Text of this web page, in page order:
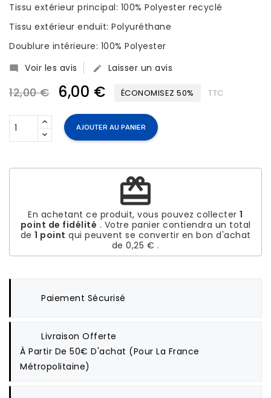
Tissu extérieur principal: 100% Polyester recyclé
Tissu extérieur enduit: Polyuréthane
Doublure intérieure: 100% Polyester
 Voir les avis  Laisser un avis
12,00 € 6,00 € ÉCONOMISEZ 50% TTC
AJOUTER AU PANIER
redeem
En achetant ce produit, vous pouvez collecter1
point de fidélité . Votre panier contiendra un total
de 1 point qui peuvent se convertir en bon d'achat
de0,25 € .
Paiement Sécurisé
Livraison Offerte
À Partir De 50€ D'achat (pour La France
Métropolitaine)